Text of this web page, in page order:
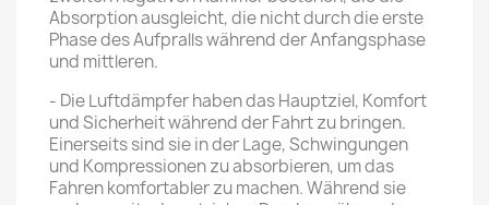
Absorption ausgleicht, die nicht durch die erste
Phase des Aufpralls während der Anfangsphase
und mittleren.
- Die Luftdämpfer haben das Hauptziel, Komfort
und Sicherheit während der Fahrt zu bringen.
Einerseits sind sie in der Lage, Schwingungen
und Kompressionen zu absorbieren, um das
Fahren komfortabler zu machen. Während sie